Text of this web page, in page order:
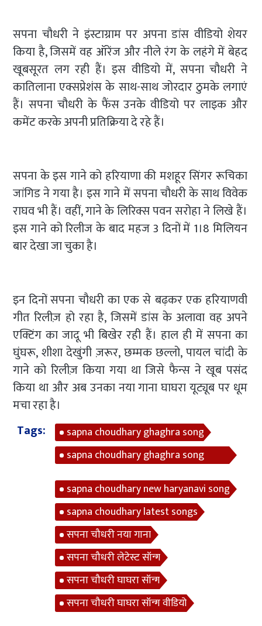
सपना चौधरी ने इंस्टाग्राम पर अपना डांस वीडियो शेयर
किया है, जिसमें वह ऑरेंज और नीले रंग के लहंगे में बेहद
खूबसूरत लग रही हैं। इस वीडियो में, सपना चौधरी ने
कातिलाना एक्सप्रेशंस के साथ-साथ जोरदार ठुमके लगाएं
हैं। सपना चौधरी के फैंस उनके वीडियो पर लाइक और
कमेंट करके अपनी प्रतिक्रिया दे रहे हैं।
सपना के इस गाने को हरियाणा की मशहूर सिंगर रूचिका
जांगिड ने गया है। इस गाने में सपना चौधरी के साथ विवेक
राघव भी हैं। वहीं, गाने के लिरिक्स पवन सरोहा ने लिखे हैं।
इस गाने को रिलीज के बाद महज 3 दिनों में 1।8 मिलियन
बार देखा जा चुका है।
इन दिनों सपना चौधरी का एक से बढ़कर एक हरियाणवी
गीत रिलीज़ हो रहा है, जिसमें डांस के अलावा वह अपने
एक्टिंग का जादू भी बिखेर रही हैं। हाल ही में सपना का
घुंघरू, शीशा देखुंगी ज़रूर, छम्मक छल्लो, पायल चांदी के
गाने को रिलीज़ किया गया था जिसे फैन्स ने खूब पसंद
किया था और अब उनका नया गाना घाघरा यूट्यूब पर धूम
मचा रहा है।
Tags:
sapna choudhary ghaghra song
sapna choudhary ghaghra song
sapna choudhary new haryanavi song
sapna choudhary latest songs
सपना चौधरी नया गाना
सपना चौधरी लेटेस्ट सॉन्ग
सपना चौधरी घाघरा सॉन्ग
सपना चौधरी घाघरा सॉन्ग वीडियो